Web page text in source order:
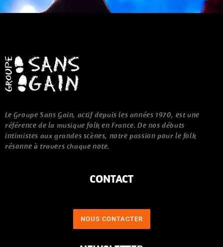
Le Groupe Sans Gain, actif depuis les années 1970, est une
référence de la musique folk en France. De nos débuts
intimistes aux grandes scènes, notre passion pour le folk
résonne à travers chaque note.
CONTACT
NOUS CONTACTER